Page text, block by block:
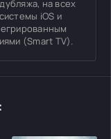
на всех
iOS и
(Smart TV).